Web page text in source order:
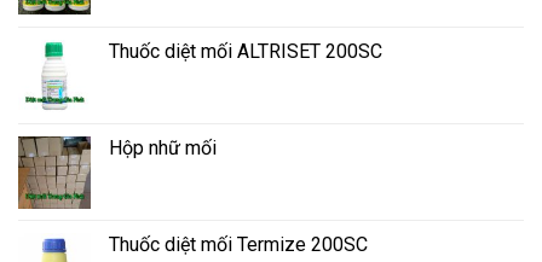
Thuốc diệt mối ALTRISET 200SC
Hộp nhữ mối
Thuốc diệt mối Termize 200SC